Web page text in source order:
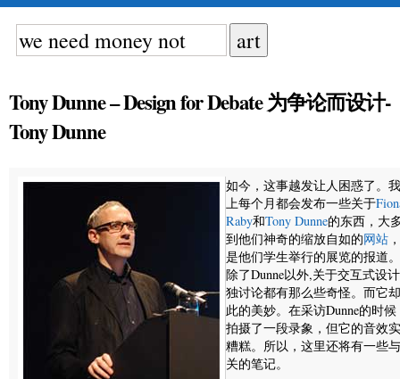
Tony Dunne – Design for Debate 为争论而设计-
Tony Dunne
如今，这事越发让人困惑了。
上每个月都会发布一些关于
Raby和Tony Dunne的东西，大
到他们神奇的缩放自如的网站
是他们学生举行的展览的报道
除了Dunne以外,关于交互式设
独讨论都有那么些奇怪。而它
此的美妙。在采访Dunne的时
拍摄了一段录象，但它的音效
糟糕。所以，这里还将有一些
关的笔记。